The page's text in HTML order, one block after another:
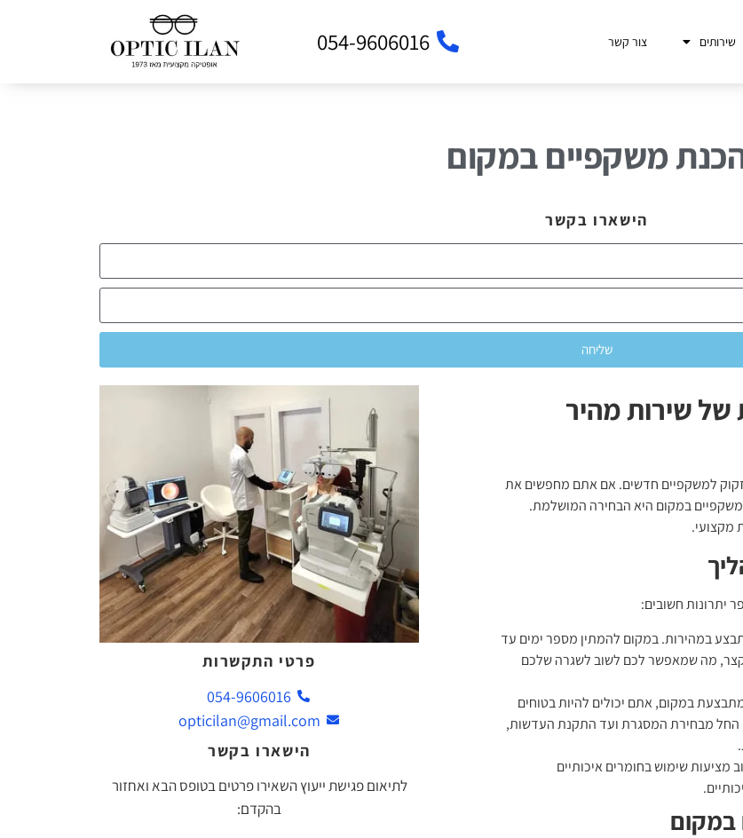
שירותים צור קשר 054-9606016
משקפיים במקום
הישארו בקשר
שליחה
של שירות מהיר
למשקפיים חדשים. אם אתם מחפשים את
במקום היא הבחירה המושלמת.
מקצועי.
יתרונות חשובים:
במהירות. במקום להמתין מספר ימים עד
מה שמאפשר לכם לשוב לשגרה שלכם
במקום, אתם יכולים להיות בטוחים
החל מבחירת המסגרת ועד התקנת העדשות,
שימוש בחומרים איכותיים
במקום
פרטי התקשרות
054-9606016
opticilan@gmail.com
הישארו בקשר
לתיאום פגישת ייעוץ השאירו פרטים בטופס הבא ואחזור
בהקדם: